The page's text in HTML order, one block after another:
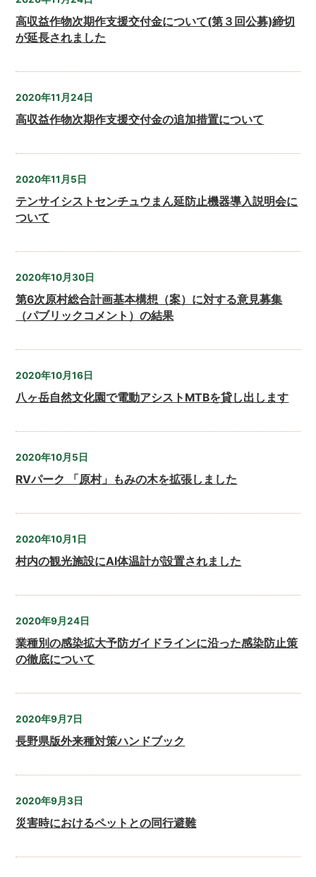
高収益作物次期作支援交付金について(第３回公募)締切
が延長されました
2020年11月24日
高収益作物次期作支援交付金の追加措置について
2020年11月5日
テンサイシストセンチュウまん延防止機器導入説明会に
ついて
2020年10月30日
第6次原村総合計画基本構想（案）に対する意見募集
（パブリックコメント）の結果
2020年10月16日
八ヶ岳自然文化園で電動アシストMTBを貸し出します
2020年10月5日
RVパーク 「原村」もみの木を拡張しました
2020年10月1日
村内の観光施設にAI体温計が設置されました
2020年9月24日
業種別の感染拡大予防ガイドラインに沿った感染防止策
の徹底について
2020年9月7日
長野県版外来種対策ハンドブック
2020年9月3日
災害時におけるペットとの同行避難